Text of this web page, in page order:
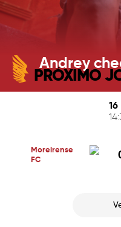
Andrey
PRÓXIMO
16
Moreirense
FC